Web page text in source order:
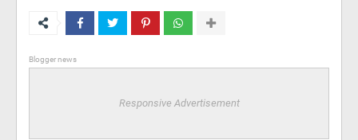
Blogger news
Responsive Advertisement